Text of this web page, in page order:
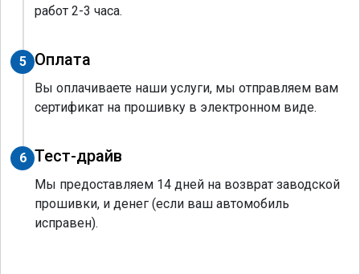
работ 2-3 часа.
5 Оплата
Вы оплачиваете наши услуги, мы отправляем вам
сертификат на прошивку в электронном виде.
6 Тест-драйв
Мы предоставляем 14 дней на возврат заводской
прошивки, и денег (если ваш автомобиль
исправен).